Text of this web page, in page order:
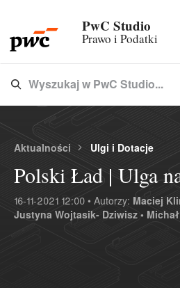
PwC Studio
Prawo i Podatki
Type 3 or more characters for results.
Wyszukaj w PwC Studio...
Aktualności Ulgi i Dotacje
Polski Ład | Ulga
16-11-2021 12:00 • Autorzy: Maciej
Justyna Wojtasik- Dziwisz •